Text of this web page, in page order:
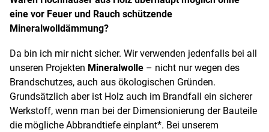
eine vor Feuer und Rauch schützende
Mineralwolldämmung?
Da bin ich mir nicht sicher. Wir verwenden jedenfalls bei all
unseren Projekten Mineralwolle – nicht nur wegen des
Brandschutzes, auch aus ökologischen Gründen.
Grundsätzlich aber ist Holz auch im Brandfall ein sicherer
Werkstoff, wenn man bei der Dimensionierung der Bauteile
die mögliche Abbrandtiefe einplant*. Bei unserem